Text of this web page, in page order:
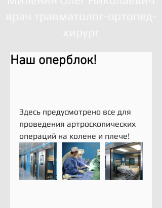
Наш оперблок!
Здесь предусмотрено все для
проведения артроскопических
операций на колене и плече!